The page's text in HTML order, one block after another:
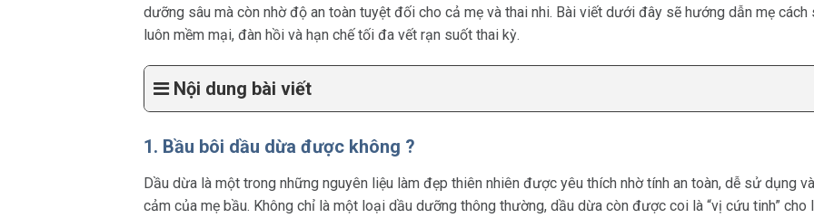
dưỡng sâu mà còn nhờ độ an toàn tuyệt đối cho cả mẹ và thai nhi. Bài viết dưới đây sẽ hướng dẫn mẹ
luôn mềm mại, đàn hồi và hạn chế tối đa vết rạn suốt thai kỳ.
Nội dung bài viết
1. Bầu bôi dầu dừa được không ?
Dầu dừa là một trong những nguyên liệu làm đẹp thiên nhiên được yêu thích nhờ tính an toàn, dễ sử dụng
cảm của mẹ bầu. Không chỉ là một loại dầu dưỡng thông thường, dầu dừa còn được coi là “vị cứu tinh” cho